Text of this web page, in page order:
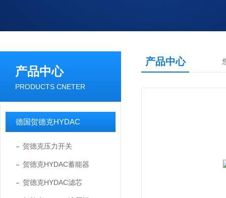
产品中心
PRODUCTS CNETER
德国贺德克HYDAC
贺德克压力开关
贺德克HYDAC蓄能器
贺德克HYDAC滤芯
产品中心